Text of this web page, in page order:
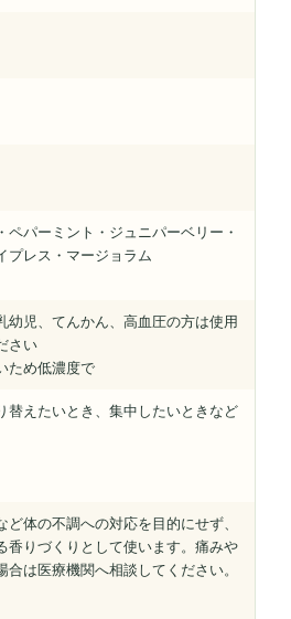
ペパーミント・ジュニパーベリー・
プレス・マージョラム
幼児、てんかん、高血圧の方は使用
さい
ため低濃度で
替えたいとき、集中したいときなど
ど体の不調への対応を目的にせず、
香りづくりとして使います。痛みや
合は医療機関へ相談してください。